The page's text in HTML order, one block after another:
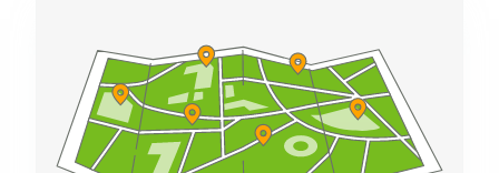
Nürnberg
Meetingraum
Berlin
Coworking
Ludwig-
Erhard-
Straße 18
Hamburg